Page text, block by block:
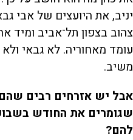
יניב, את היועצים של אבי
צהוב בצפון תל־אביב ומיד
עומד מאחוריה. לא גבאי
משיב.
אבל יש אזרחים רבים
שגומרים את החודש
להם?